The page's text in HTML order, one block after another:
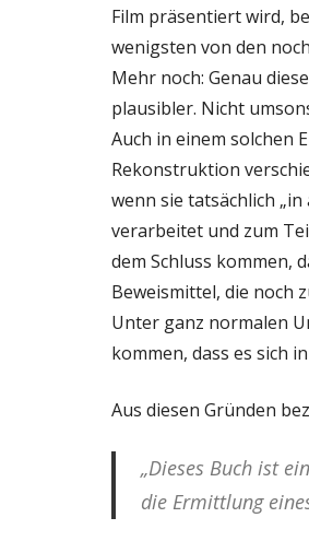
Film präsentiert wird,
wenigsten von den
Mehr noch: Genau
plausibler. Nicht
Auch in einem solchen
Rekonstruktion
wenn sie tatsächlich
verarbeitet und zum
dem Schluss kommen,
Beweismittel, die noch
Unter ganz normalen
kommen, dass es sich
Aus diesen Gründen
„Dieses Buch ist
die Ermittlung